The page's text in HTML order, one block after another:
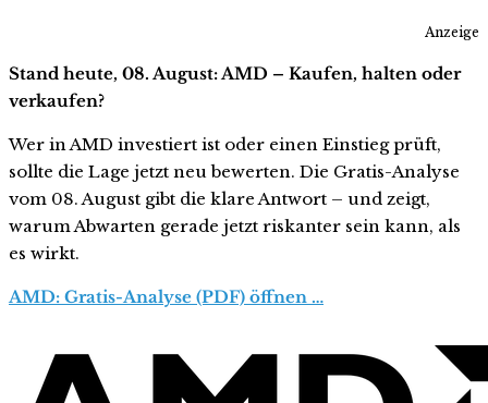
Anzeige
Stand heute, 08. August: AMD – Kaufen, halten oder
verkaufen?
Wer in AMD investiert ist oder einen Einstieg prüft,
sollte die Lage jetzt neu bewerten. Die Gratis-Analyse
vom 08. August gibt die klare Antwort – und zeigt,
warum Abwarten gerade jetzt riskanter sein kann, als
es wirkt.
AMD: Gratis-Analyse (PDF) öffnen …